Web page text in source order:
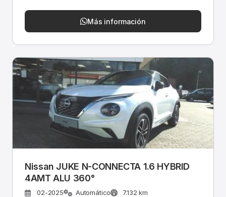
Más información
Nissan JUKE N-CONNECTA 1.6 HYBRID
4AMT ALU 360°
02-2025 Automático
7.132 km